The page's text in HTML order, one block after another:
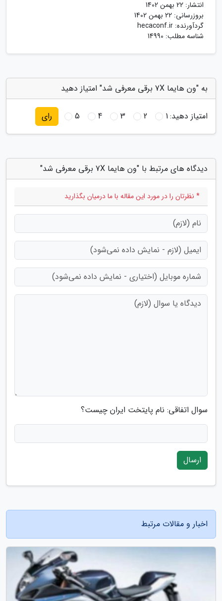
انتشار: 22 بهمن 1402
بروزرسانی: 22 بهمن 1402
گردآورنده: hecaconf.ir
شناسه مطلب: 14990
به "ون هایما 7X برقی معرفی شد" امتیاز دهید
امتیاز دهید:1
2
3
4
5 رای
دیدگاه های مرتبط با "ون هایما 7X برقی معرفی شد"
* نظرتان را در مورد این مقاله با ما درمیان بگذارید
سوال اتفاقی: نام پایتخت ایران چیست؟
ارسال
اخبار و مقالات مرتبط